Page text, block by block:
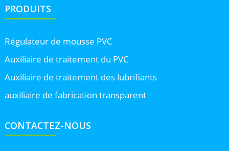
PRODUITS
Régulateur de mousse PVC
Auxiliaire de traitement du PVC
Auxiliaire de traitement des lubrifiants
auxiliaire de fabrication transparent
CONTACTEZ-NOUS